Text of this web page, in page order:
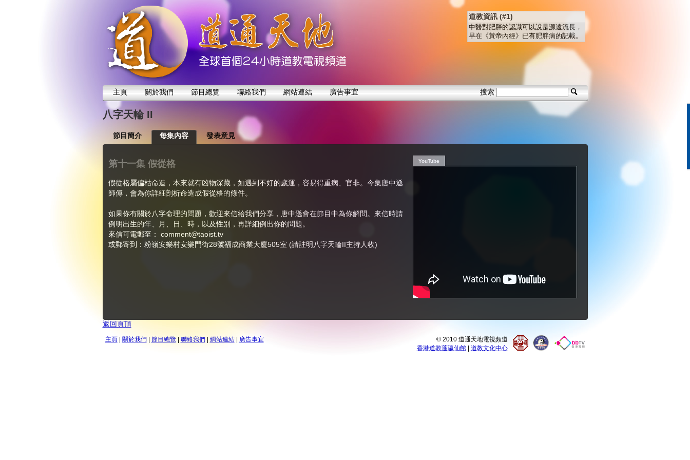
道教資訊 (#1)
中醫對肥胖的認識可以說是源遠流長，
早在《黃帝內經》已有肥胖病的記載。
主頁 關於我們 節目總覽 聯絡我們 網站連結 廣告事宜 搜索
八字天輪 II
節目簡介 每集內容 發表意見
YouTube
第十一集 假從格
假從格屬偏枯命造，本來就有凶物深藏，如遇到不好的歲運，容易得重病、官非。今集唐中遜
師傅，會為你詳細剖析命造成假從格的條件。
如果你有關於八字命理的問題，歡迎來信給我們分享，唐中遜會在節目中為你解問。來信時請
例明出生的年、月、日、時，以及性別，再詳細例出你的問題。
來信可電郵至： comment@taoist.tv
或郵寄到：粉嶺安樂村安樂門街28號福成商業大廈505室 (請註明八字天輪II主持人收)
返回頁頂
主頁| 關於我們| 節目總覽| 聯絡我們| 網站連結| 廣告事宜
© 2010 道通天地電視頻道
香港道教蓬瀛仙館| 道教文化中心